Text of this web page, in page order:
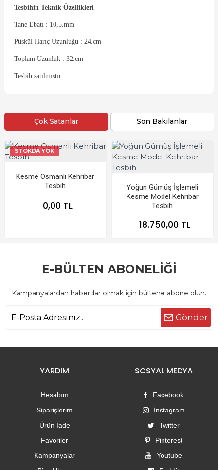
Tesbihin Teknik Özellikleri
Tane Ebatı : 10,5.mm
Püskül Harıç Uzunluğu : 24.cm
Toplam Uzunluk : 32.cm
Tesbih satılmıştır...
Çok Satanlar Son Bakılanlar
STOKDA YOK
Kesme Osmanlı Kehribar
Tesbih
0,00 TL
Yoğun Gümüş İşlemeli
Kesme Model Kehribar
Tesbih
18.750,00 TL
E-BÜLTEN ABONELİĞİ
Kampanyalardan haberdar olmak için bültene abone olun.
Gönder
YARDIM
Hesabım
Siparişlerim
Ürün İade
Favoriler
Kampanyalar
SOSYAL MEDYA
Facebook
İnstagram
Twitter
Pinterest
Youtube